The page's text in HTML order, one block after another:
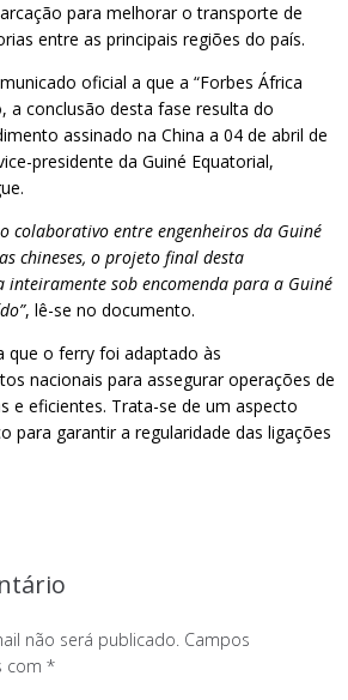
para melhorar o transporte de
entre as principais regiões do país.
oficial a que a “Forbes África
a conclusão desta fase resulta do
assinado na China a 04 de abril de
presidente da Guiné Equatorial,
colaborativo entre engenheiros da Guiné
chineses, o projeto final desta
inteiramente sob encomenda para a Guiné
, lê-se no documento.
que o ferry foi adaptado às
nacionais para assegurar operações de
e eficientes. Trata-se de um aspecto
para garantir a regularidade das ligações
não será publicado. Campos
com *